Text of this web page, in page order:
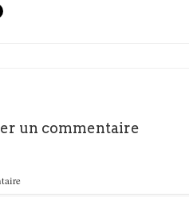
un commentaire